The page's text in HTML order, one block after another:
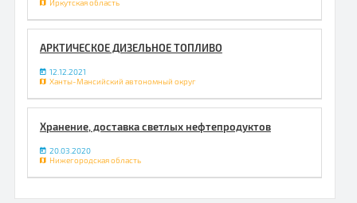
Иркутская область
АРКТИЧЕСКОЕ ДИЗЕЛЬНОЕ ТОПЛИВО
12.12.2021
Ханты-Мансийский автономный округ
Хранение, доставка светлых нефтепродуктов
20.03.2020
Нижегородская область